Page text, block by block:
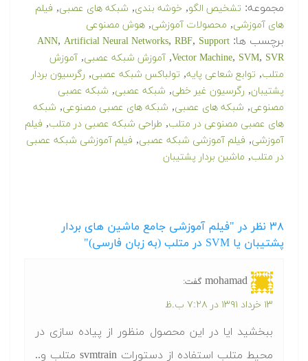
مجموعه: تشخیص الگو, خوشه بندی, شبکه های عصبی, فیلم
های آموزشی, محصولات آموزشی, هوش مصنوعی
برچسب ها: ANN, Artificial Neural Networks, RBF, Support
Vector Machine, SVM, SVR
, آموزش شبکه عصبی, آموزش
متلب, توابع شعاعی پایه, تولباکس شبکه عصبی, رگرسیون بردار
پشتیبان, رگرسیون غیر خطی, شبکه عصبی, شبکه عصبی
مصنوعی, شبکه های عصبی, شبکه های عصبی مصنوعی, شبکه
های عصبی مصنوعی در متلب, طراحی شبکه عصبی در متلب, فیلم
آموزشی, فیلم آموزشی شبکه عصبی, فیلم آموزشی شبکه عصبی
در متلب, ماشین بردار پشتیبان
۳۸ نظر در "فیلم آموزشی جامع ماشین های بردار
پشتیبان یا SVM در متلب (به زبان فارسی)"
mohamad گفت:
۱۳ خرداد ۱۳۹۱ در ۷:۲۸ ب.ظ
ببخشید ایا در این محصول منظور از پیاده سازی در
محیط متلب استفاده از دستورات svmtrain متلب و..